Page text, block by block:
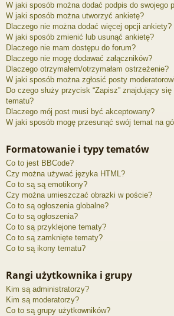
W jaki sposób można dodać podpis do swojego
W jaki sposób można utworzyć ankietę?
Dlaczego nie można dodać więcej opcji ankiety?
W jaki sposób zmienić lub usunąć ankietę?
Dlaczego nie mam dostępu do forum?
Dlaczego nie mogę dodawać załączników?
Dlaczego otrzymałem/otrzymałam ostrzeżenie?
W jaki sposób można zgłosić posty
Do czego służy przycisk “Zapisz” znajdujący
tematu?
Dlaczego mój post musi być akceptowany?
W jaki sposób mogę przesunąć swój temat na
Formatowanie i typy tematów
Co to jest BBCode?
Czy można używać języka HTML?
Co to są są emotikony?
Czy można umieszczać obrazki w poście?
Co to są ogłoszenia globalne?
Co to są ogłoszenia?
Co to są przyklejone tematy?
Co to są zamknięte tematy?
Co to są ikony tematu?
Rangi użytkownika i grupy
Kim są administratorzy?
Kim są moderatorzy?
Co to są grupy użytkowników?